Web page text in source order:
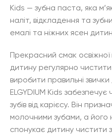
Kids — зубна паста, яка
наліт, відкладення та
емалі та ніжних ясен
Прекрасний смак
дитину регулярно
виробити правильні
ELGYDIUM Kids
зубів від карієсу. Він
молочними зубами, а його
спонукає дитину чистити